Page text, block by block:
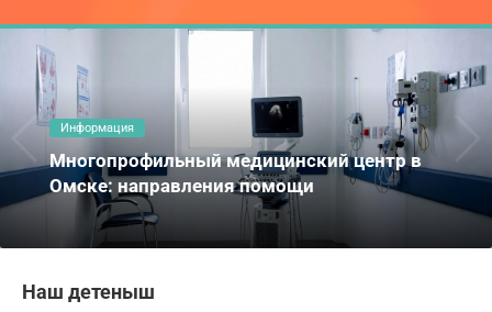
Информация
Многопрофильный медицинский центр в
Омске: направления помощи
Наш детеныш